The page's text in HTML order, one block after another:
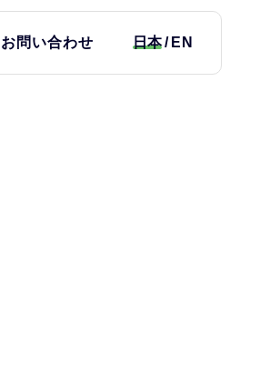
お問い合わせ 日本 EN